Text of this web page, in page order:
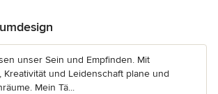
unser Sein und Empfinden. Mit
Kreativität und Leidenschaft plane und
Mein Tä...